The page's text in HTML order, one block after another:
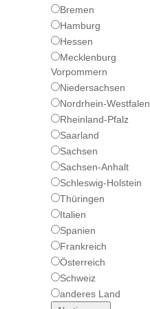
Bremen
Hamburg
Hessen
Mecklenburg
Vorpommern
Niedersachsen
Nordrhein-Westfalen
Rheinland-Pfalz
Saarland
Sachsen
Sachsen-Anhalt
Schleswig-Holstein
Thüringen
Italien
Spanien
Frankreich
Österreich
Schweiz
anderes Land